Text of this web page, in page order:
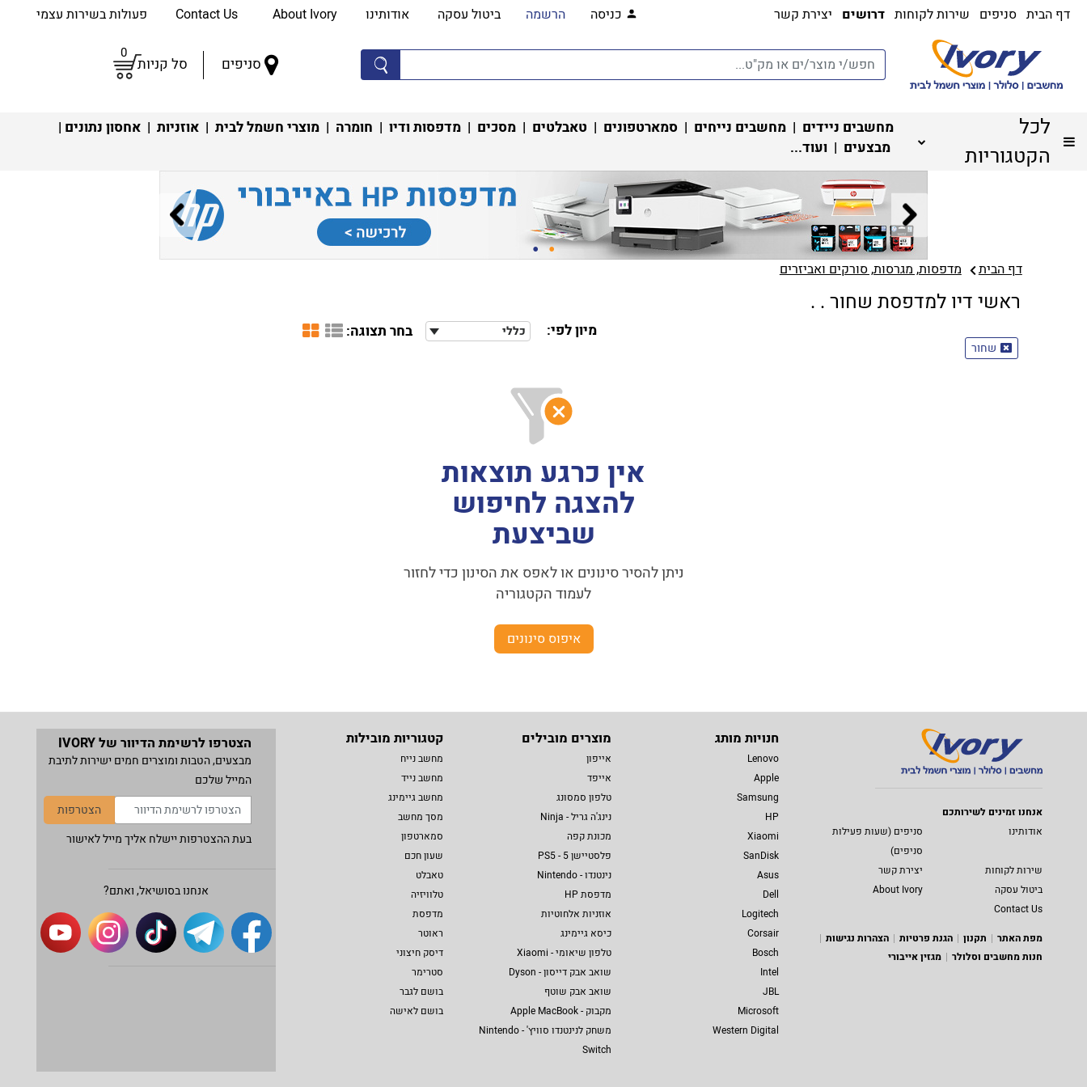
דף הבית סניפים שירות לקוחות דרושים יצירת קשר כניסה הרשמה ביטול עסקה אודותינו About Ivory פעולות בשירות עצמי
סניפים סל קניות
0
לכל
הקטגוריות
מחשבים ניידים | מחשבים נייחים | סמארטפונים | טאבלטים | מסכים | מדפסות ודיו | חומרה | מוצרי חשמל לבית | אוזניות | אחסון נתונים |
מבצעים | ועוד...
דף הבית מדפסות, מגרסות, סורקים ואביזרים
ראשי דיו למדפסת שחור . .
מיון לפי: כללי בחר תצוגה:
שחור
אין כרגע תוצאות
להצגה לחיפוש
שביצעת
ניתן להסיר סינונים או לאפס את הסינון כדי לחזור
לעמוד הקטגוריה
איפוס סינונים
אנחנו זמינים לשירותכם
אודותינו
סניפים (שעות פעילות
סניפים)
שירות לקוחות
יצירת קשר
ביטול עסקה
About Ivory
Contact Us
מפת האתר
תקנון הגנת פרטיות
הצהרות נגישות
חנות מחשבים וסלולר
מגזין אייבורי
חנויות מותג
Lenovo
Apple
Samsung
HP
Xiaomi
SanDisk
Asus
Dell
Logitech
Corsair
Bosch
Intel
JBL
Microsoft
Western Digital
מוצרים מובילים
אייפון
אייפד
טלפון סמסונג
נינג'ה גריל - Ninja
מכונת קפה
פלסטיישן 5 - PS5
נינטנדו - Nintendo
מדפסת HP
אוזניות אלחוטיות
כיסא גיימינג
טלפון שיאומי - Xiaomi
שואב אבק דייסון - Dyson
שואב אבק שוטף
מקבוק - Apple MacBook
משחק לנינטנדו סוויץ' - Nintendo
Switch
קטגוריות מובילות
מחשב נייח
מחשב נייד
מחשב גיימינג
מסך מחשב
סמארטפון
שעון חכם
טאבלט
טלוויזיה
מדפסת
ראוטר
דיסק חיצוני
סטרימר
בושם לגבר
בושם לאישה
הצטרפו לרשימת הדיוור של IVORY
מבצעים, הטבות ומוצרים חמים ישירות לתיבת
המייל שלכם
הצטרפות
בעת ההצטרפות יישלח אליך מייל לאישור
אנחנו בסושיאל, ואתם?